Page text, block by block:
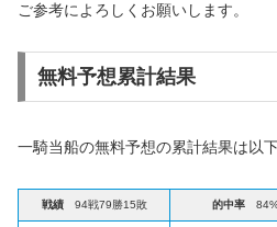
ご参考によろしくお願いします。
無料予想累計結果
一騎当船の無料予想の累計結果は以下
戦績94戦79勝15敗 的中率